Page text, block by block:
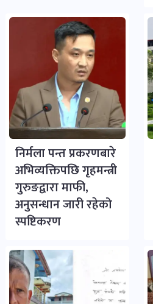
निर्मला पन्त प्रकरणबारे
अभिव्यक्तिपछि गृहमन्त्री
गुरुङद्वारा माफी,
अनुसन्धान जारी रहेको
स्पष्टिकरण